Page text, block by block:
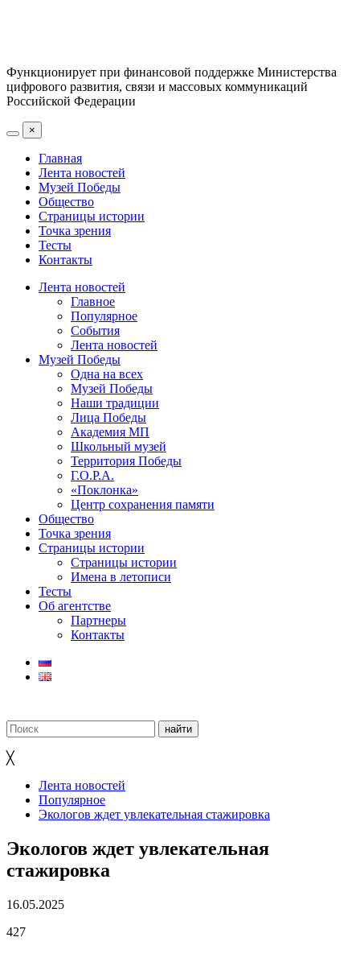
Функционирует при финансовой поддержке Министерства
цифрового развития, связи и массовых коммуникаций
Российской Федерации
×
Главная
Лента новостей
Музей Победы
Общество
Страницы истории
Точка зрения
Тесты
Контакты
Лента новостей
Главное
Популярное
События
Лента новостей
Музей Победы
Одна на всех
Музей Победы
Наши традиции
Лица Победы
Академия МП
Школьный музей
Территория Победы
Г.О.Р.А.
«Поклонка»
Центр сохранения памяти
Общество
Точка зрения
Страницы истории
Страницы истории
Имена в летописи
Тесты
Об агентстве
Партнеры
Контакты
╳
Лента новостей
Популярное
Экологов ждет увлекательная стажировка
Экологов ждет увлекательная
стажировка
16.05.2025
427